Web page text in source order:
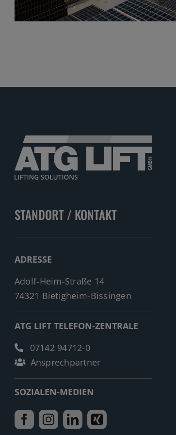
STANDORT / KONTAKT
ADRESSE
Adolf-Heim-Straße 14
74321 Bietigheim-Bissingen
ATG LIFT TELEFON-ZENTRALE
07142 94712-0
Ansprechpartner
SOZIALEN-MEDIEN